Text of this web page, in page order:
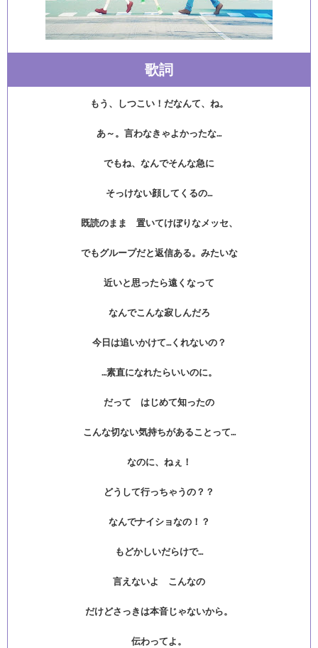
歌詞
もう、しつこい！だなんて、ね。
あ～。言わなきゃよかったな…
でもね、なんでそんな急に
そっけない顔してくるの…
既読のまま 置いてけぼりなメッセ、
でもグループだと返信ある。みたいな
近いと思ったら遠くなって
なんでこんな寂しんだろ
今日は追いかけて…くれないの？
…素直になれたらいいのに。
だって はじめて知ったの
こんな切ない気持ちがあることって…
なのに、ねぇ！
どうして行っちゃうの？？
なんでナイショなの！？
もどかしいだらけで…
言えないよ こんなの
だけどさっきは本音じゃないから。
伝わってよ。